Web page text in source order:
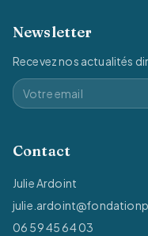
Newsletter
Recevez nos actualités
Contact
Julie Ardoint
06 59 45 64 03